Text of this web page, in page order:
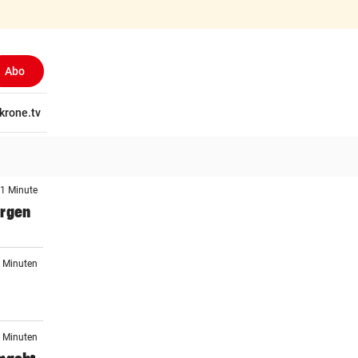
Abo
krone.tv
Minute
Minuten
Minuten